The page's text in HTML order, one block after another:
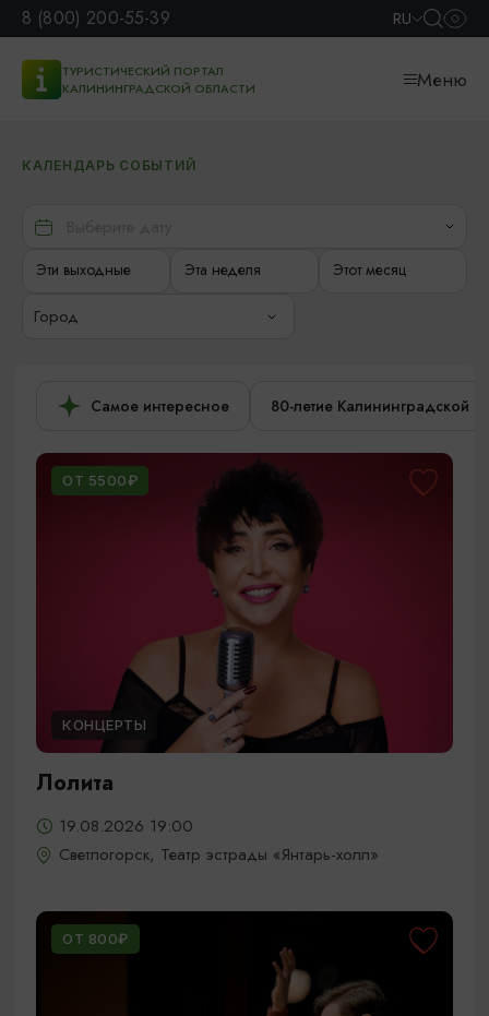
8 (800) 200-55-39 RU
ТУРИСТИЧЕСКИЙ ПОРТАЛ
КАЛИНИНГРАДСКОЙ ОБЛАСТИ
Меню
КАЛЕНДАРЬ СОБЫТИЙ
Эти выходные Эта неделя Этот месяц
Город
Самое интересное 80-летие Калининградской
ОТ 5500₽
КОНЦЕРТЫ
Лолита
19.08.2026 19:00
Светлогорск, Театр эстрады «Янтарь-холл»
ОТ 800₽